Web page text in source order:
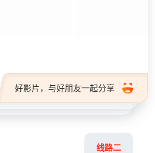
好影片，与好朋友一起分享
线路二